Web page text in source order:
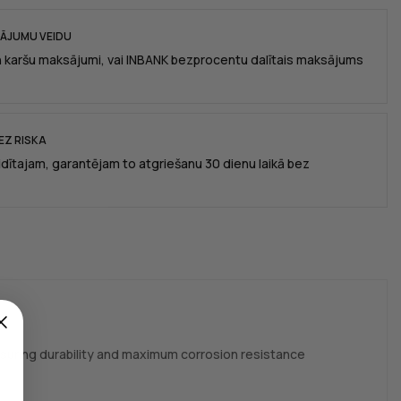
VEIDU
maksājumi, vai INBANK bezprocentu dalītais maksājums
RISKA
garantējam to atgriešanu 30 dienu laikā bez
durability and maximum corrosion resistance